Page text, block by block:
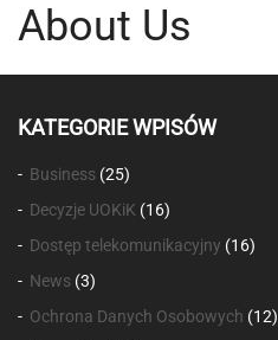
About Us
KATEGORIE WPISÓW
Business (25)
Decyzje UOKiK (16)
Dostęp telekomunikacyjny (16)
News (3)
Ochrona Danych Osobowych (12)